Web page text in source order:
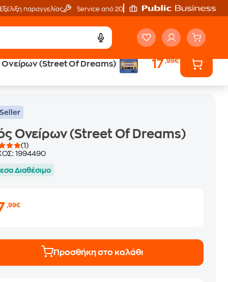
Εξέλιξη παραγγελίας Service από 20'
(Street Of Dreams) 17,99€
Ονείρων (Street Of Dreams)
(1)
1994490
Διαθέσιμο
,99€
Προσθήκη στο καλάθι